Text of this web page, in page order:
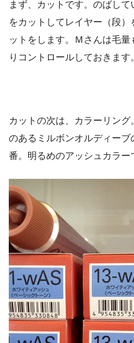
まず、カットです。のばし
をカットしてレイヤー（段
ットをします。Ｍさんは毛
りコントロールしておきます
カットの次は、カラーリン
のあるミルボンオルディー
番。明るめのアッシュカラー